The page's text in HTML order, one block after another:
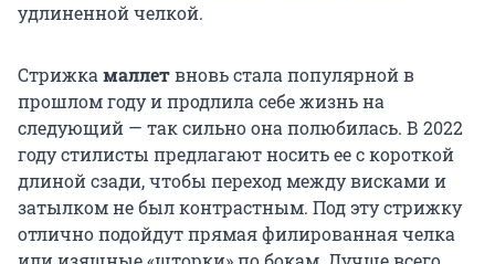
удлиненной челкой.
Стрижкамаллетвновь стала популярной в
прошлом году и продлила себе жизнь на
следующий — так сильно она полюбилась. В 2022
году стилисты предлагают носить ее с короткой
длиной сзади, чтобы переход между висками и
затылком не был контрастным. Под эту стрижку
отлично подойдут прямая филированная челка